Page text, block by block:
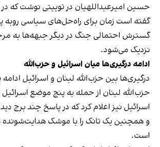
حسین امیرعبداللهیان در توییتی نوشت که
گفته است زمان برای راه‌حل‌های سیاسی روبه
گسترش احتمالی جنگ در دیگر جبهه‌ها به
نزدیک می‌شود.
ادامه درگیری‌ها میان اسرائیل و حزب‌الله
درگیری‌ها بین حزب‌الله لبنان و اسرائیل
حزب‌الله لبنان از حمله به پنج موضع
اسرائیل نیز اعلام کرد که در پاسخ چند برج
و همچنین یک تانک را با موشک هدایت‌شونده
است.